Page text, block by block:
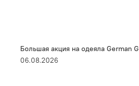
Большая акция на одеяла German
06.08.2026